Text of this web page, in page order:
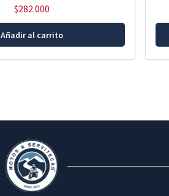
$282.000
Añadir al carrito